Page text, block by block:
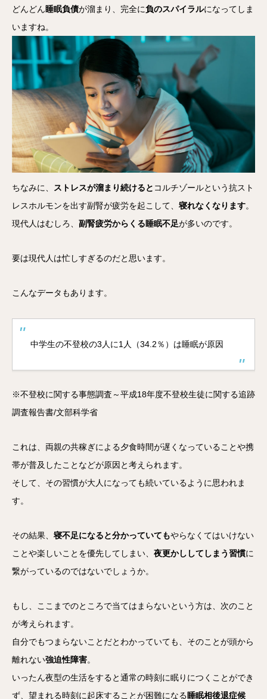
どんどん睡眠負債が溜まり、完全に負のスパイラルになってしま
いますね。
ちなみに、 ストレスが溜まり続けると コルチゾールという抗スト
レスホルモンを出す副腎が疲労を起こして、 寝れなくなります。
現代人はむしろ、 副腎疲労からくる睡眠不足が多いのです。
要は現代人は忙しすぎるのだと思います。
こんなデータもあります。
中学生の不登校の3人に1人（34.2％）は睡眠が原因
※不登校に関する事態調査～平成18年度不登校生徒に関する追跡
調査報告書/文部科学省
これは、両親の共稼ぎによる夕食時間が遅くなっていることや携
帯が普及したことなどが原因と考えられます。
そして、その習慣が大人になっても続いているように思われま
す。
その結果、 寝不足になると分かっていてもやらなくてはいけない
ことや楽しいことを優先してしまい、 夜更かししてしまう習慣に
繋がっているのではないでしょうか。
もし、ここまでのところで当てはまらないという方は、次のこと
が考えられます。
自分でもつまらないことだとわかっていても、そのことが頭から
離れない強迫性障害。
いったん夜型の生活をすると通常の時刻に眠りにつくことができ
ず、望まれる時刻に起床することが困難になる睡眠相後退症候